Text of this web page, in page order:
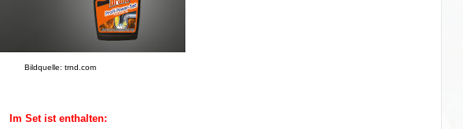
Bildquelle: trnd.com
Im Set ist enthalten: